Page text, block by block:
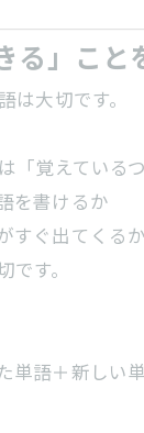
る」こと
は大切です。
「覚えている
を書けるか
すぐ出てくるか
す。
単語＋新しい